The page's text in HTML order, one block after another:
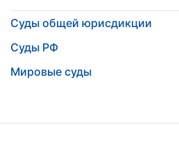
Суды общей юрисдикции
Суды РФ
Мировые суды